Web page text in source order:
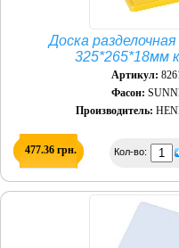
Доска
325*265*18мм
Артикул:
Фасон:
Производитель:
477.36 грн. Кол-во: